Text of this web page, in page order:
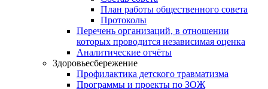
План работы общественного совета
Протоколы
Перечень организаций, в отношении
которых проводится независимая оценка
Аналитические отчёты
Здоровьесбережение
Профилактика детского травматизма
Программы и проекты по ЗОЖ